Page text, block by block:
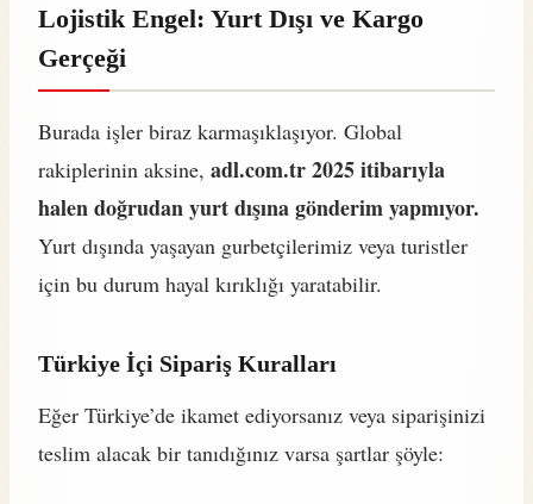
Lojistik Engel: Yurt Dışı ve Kargo
Gerçeği
Burada işler biraz karmaşıklaşıyor. Global
rakiplerinin aksine, adl.com.tr 2025 itibarıyla
halen doğrudan yurt dışına gönderim yapmıyor.
Yurt dışında yaşayan gurbetçilerimiz veya turistler
için bu durum hayal kırıklığı yaratabilir.
Türkiye İçi Sipariş Kuralları
Eğer Türkiye’de ikamet ediyorsanız veya siparişinizi
teslim alacak bir tanıdığınız varsa şartlar şöyle: